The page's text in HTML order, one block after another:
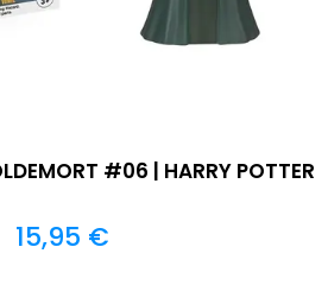
#06 | HARRY POTTER
15,95 €